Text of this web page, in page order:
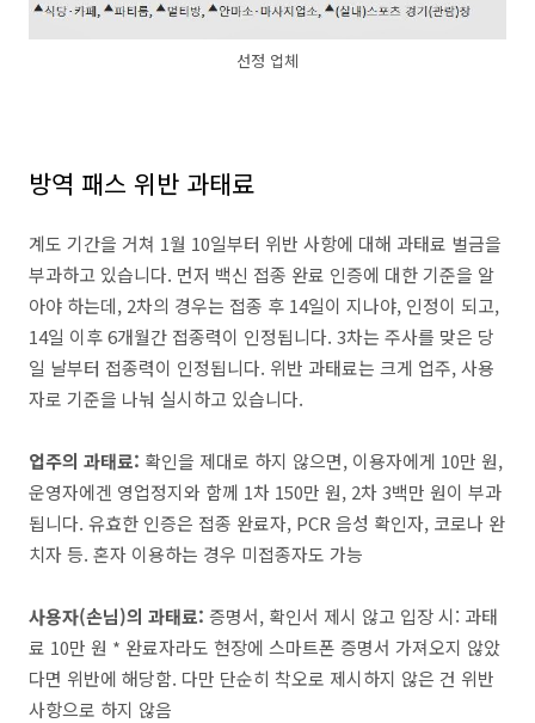
선정 업체
방역 패스 위반 과태료
계도 기간을 거쳐 1월 10일부터 위반 사항에 대해 과태료 벌금을
부과하고 있습니다. 먼저 백신 접종 완료 인증에 대한 기준을 알
아야 하는데, 2차의 경우는 접종 후 14일이 지나야, 인정이 되고,
14일 이후 6개월간 접종력이 인정됩니다. 3차는 주사를 맞은 당
일 날부터 접종력이 인정됩니다. 위반 과태료는 크게 업주, 사용
자로 기준을 나눠 실시하고 있습니다.
업주의 과태료: 확인을 제대로 하지 않으면, 이용자에게 10만 원,
운영자에겐 영업정지와 함께 1차 150만 원, 2차 3백만 원이 부과
됩니다. 유효한 인증은 접종 완료자, PCR 음성 확인자, 코로나 완
치자 등. 혼자 이용하는 경우 미접종자도 가능
사용자(손님)의 과태료: 증명서, 확인서 제시 않고 입장 시: 과태
료 10만 원 * 완료자라도 현장에 스마트폰 증명서 가져오지 않았
다면 위반에 해당함. 다만 단순히 착오로 제시하지 않은 건 위반
사항으로 하지 않음